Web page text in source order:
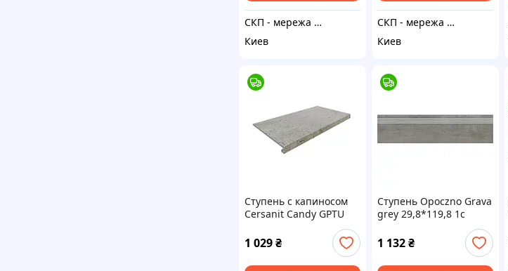
СКП - мережа салонів керамічної плитки
Киев
СКП - мережа салонів керамічної плитки
Киев
Ступень с капиносом
Cersanit Candy GPTU
607 Light grey 31,8*59,8
см светло-серая
1 029₴
Ступень Opoczno Grava
grey 29,8*119,8 1с
1 132₴